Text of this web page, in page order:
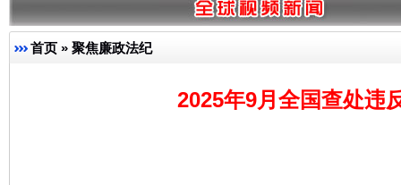
首页 » 聚焦廉政法纪
2025年9月全国查处违